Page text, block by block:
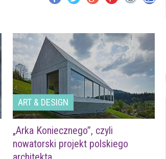
ART & DESIGN
„Arka Koniecznego”, czyli
nowatorski projekt polskiego